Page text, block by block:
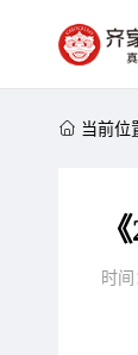
 当前位
时间